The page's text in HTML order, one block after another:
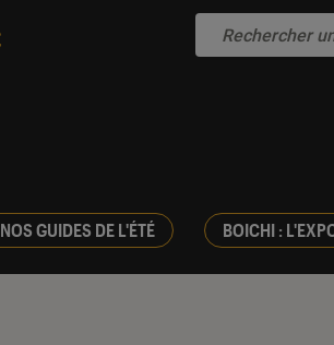
NOS GUIDES DE L'ÉTÉ BOICHI :